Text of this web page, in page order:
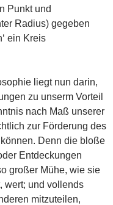
Punkt und
Radius) gegeben
ein Kreis
liegt nun darin,
zu unserm Vorteil
nach Maß unserer
zur Förderung des
Denn die bloße
Entdeckungen
großer Mühe, wie sie
wert; und vollends
mitzuteilen,